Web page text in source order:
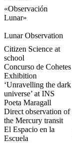
«Observación
Lunar»
Lunar Observation
Citizen Science at
school
Concurso de Cohetes
Exhibition
‘Unravelling the dark
universe’ at INS
Poeta Maragall
Direct observation of
the Mercury transit
El Espacio en la
Escuela